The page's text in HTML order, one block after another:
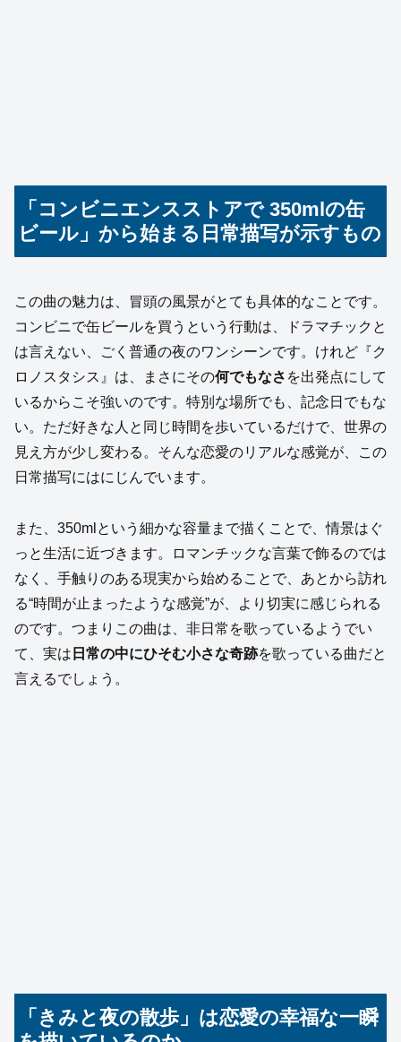
「コンビニエンスストアで 350mlの缶
ビール」から始まる日常描写が示すもの
この曲の魅力は、冒頭の風景がとても具体的なことです。
コンビニで缶ビールを買うという行動は、ドラマチックと
は言えない、ごく普通の夜のワンシーンです。けれど『ク
ロノスタシス』は、まさにその何でもなさ を出発点にして
いるからこそ強いのです。特別な場所でも、記念日でもな
い。ただ好きな人と同じ時間を歩いているだけで、世界の
見え方が少し変わる。そんな恋愛のリアルな感覚が、この
日常描写にはにじんでいます。
また、350mlという細かな容量まで描くことで、情景はぐ
っと生活に近づきます。ロマンチックな言葉で飾るのでは
なく、手触りのある現実から始めることで、あとから訪れ
る“時間が止まったような感覚”が、より切実に感じられる
のです。つまりこの曲は、非日常を歌っているようでい
て、実は 日常の中にひそむ小さな奇跡を歌っている曲だと
言えるでしょう。
「きみと夜の散歩」は恋愛の幸福な一瞬